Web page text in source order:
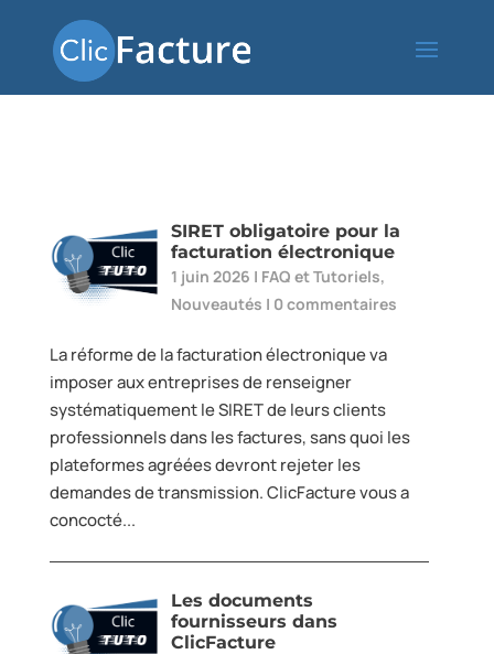
SIRET obligatoire pour la
facturation électronique
1 juin 2026 | FAQ et Tutoriels,
Nouveautés | 0 commentaires
La réforme de la facturation électronique va
imposer aux entreprises de renseigner
systématiquement le SIRET de leurs clients
professionnels dans les factures, sans quoi les
plateformes agréées devront rejeter les
demandes de transmission. ClicFacture vous a
concocté...
Les documents
fournisseurs dans
ClicFacture